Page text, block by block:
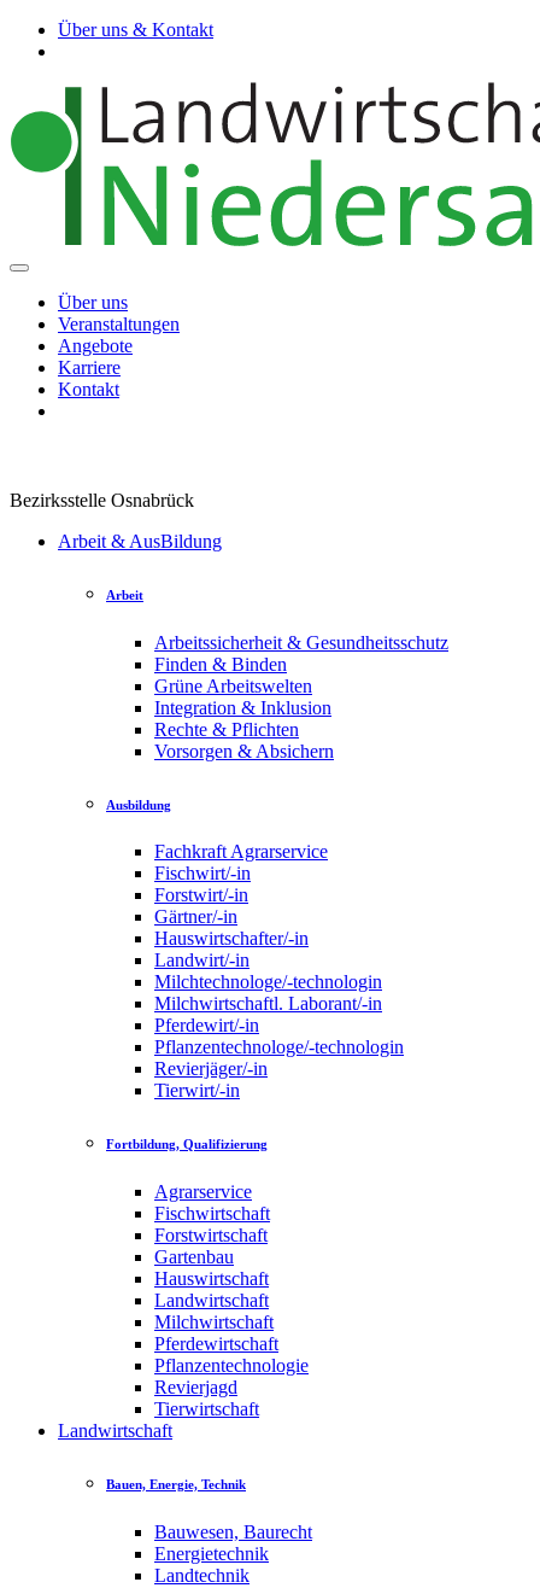
Über uns & Kontakt
Über uns
Veranstaltungen
Angebote
Karriere
Kontakt
Bezirksstelle Osnabrück
Arbeit & AusBildung
Arbeit
Arbeitssicherheit & Gesundheitsschutz
Finden & Binden
Grüne Arbeitswelten
Integration & Inklusion
Rechte & Pflichten
Vorsorgen & Absichern
Ausbildung
Fachkraft Agrarservice
Fischwirt/-in
Forstwirt/-in
Gärtner/-in
Hauswirtschafter/-in
Landwirt/-in
Milchtechnologe/-technologin
Milchwirtschaftl. Laborant/-in
Pferdewirt/-in
Pflanzentechnologe/-technologin
Revierjäger/-in
Tierwirt/-in
Fortbildung, Qualifizierung
Agrarservice
Fischwirtschaft
Forstwirtschaft
Gartenbau
Hauswirtschaft
Landwirtschaft
Milchwirtschaft
Pferdewirtschaft
Pflanzentechnologie
Revierjagd
Tierwirtschaft
Landwirtschaft
Bauen, Energie, Technik
Bauwesen, Baurecht
Energietechnik
Landtechnik